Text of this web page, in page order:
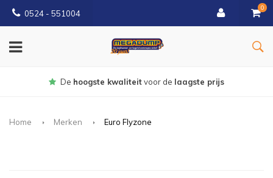
0524 - 551004
0
Gratisbezorgd vanaf €150
Home Merken Euro Flyzone